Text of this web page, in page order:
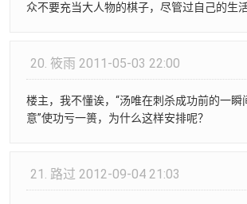
众不要充当大人物的棋子，尽管过自己的生活
20. 筱雨 2011-05-03 22:00
楼主，我不懂诶，“汤唯在刺杀成功前的一瞬
意”使功亏一篑，为什么这样安排呢？
21. 路过 2012-09-04 21:03